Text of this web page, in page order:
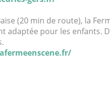
(20 min de route), la
adaptée pour les enfants.